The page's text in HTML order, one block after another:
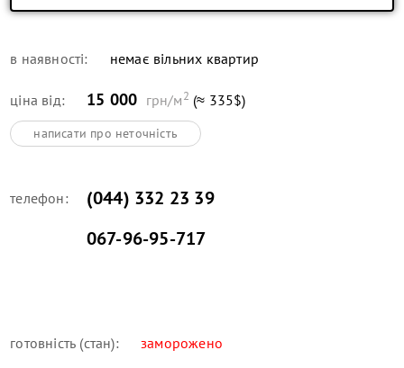
в наявності: немає вільних квартир
ціна від: 15 000 грн/м2 (≈ 335$)
написати про неточність
телефон:
(044) 332 23 39
067-96-95-717
готовність (стан): заморожено